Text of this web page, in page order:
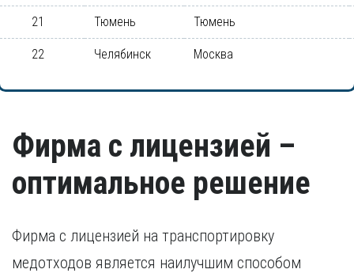
21 Тюмень Тюмень
22 Челябинск Москва
Фирма с лицензией –
оптимальное решение
Фирма с лицензией на транспортировку
медотходов является наилучшим способом